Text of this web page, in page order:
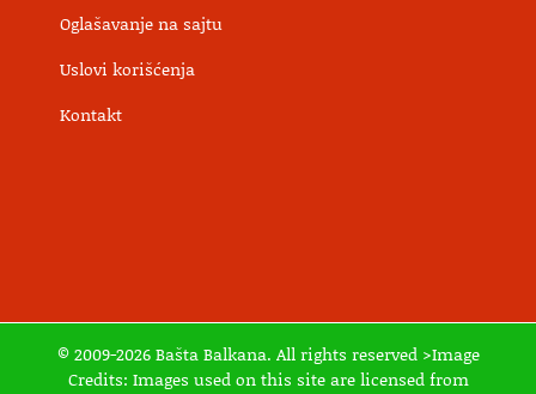
Oglašavanje na sajtu
Uslovi korišćenja
Kontakt
© 2009-2026 Bašta Balkana. All rights reserved >Image
Credits: Images used on this site are licensed from